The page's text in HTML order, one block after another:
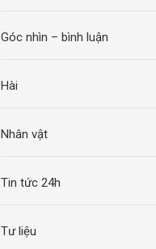
Góc nhìn – bình luận
Hài
Nhân vật
Tin tức 24h
Tư liệu